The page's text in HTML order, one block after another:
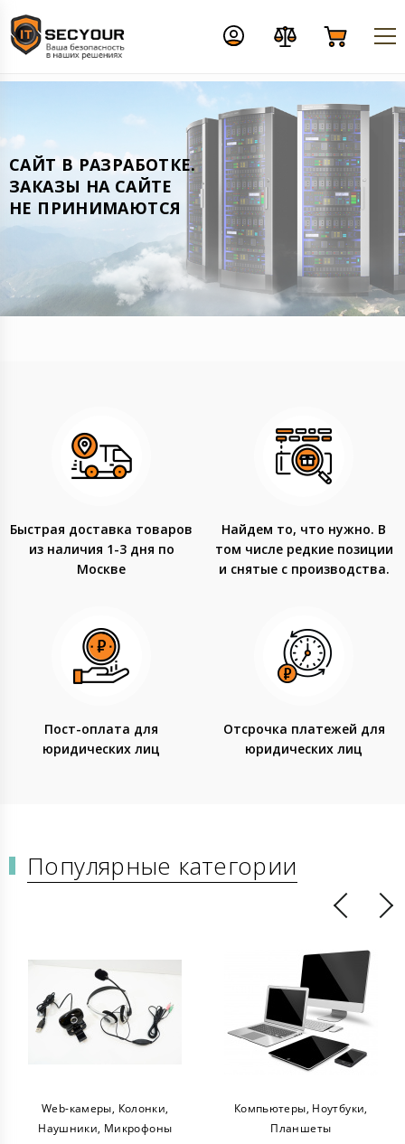
CАЙТ В РАЗРАБОТКЕ.
ЗАКАЗЫ НА САЙТЕ
НЕ ПРИНИМАЮТСЯ
Быстрая доставка товаров
из наличия 1-3 дня по
Москве
Найдем то, что нужно. В
том числе редкие позиции
и снятые с производства.
Пост-оплата для
юридических лиц
Отсрочка платежей для
юридических лиц
Популярные категории
Web-камеры, Колонки,
Наушники, Микрофоны
Компьютеры, Ноутбуки,
Планшеты